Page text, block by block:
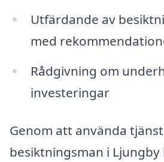
Utfärdande av
med
Rådgivning om
investeringar
Genom att använda
besiktningsman i Ljungby